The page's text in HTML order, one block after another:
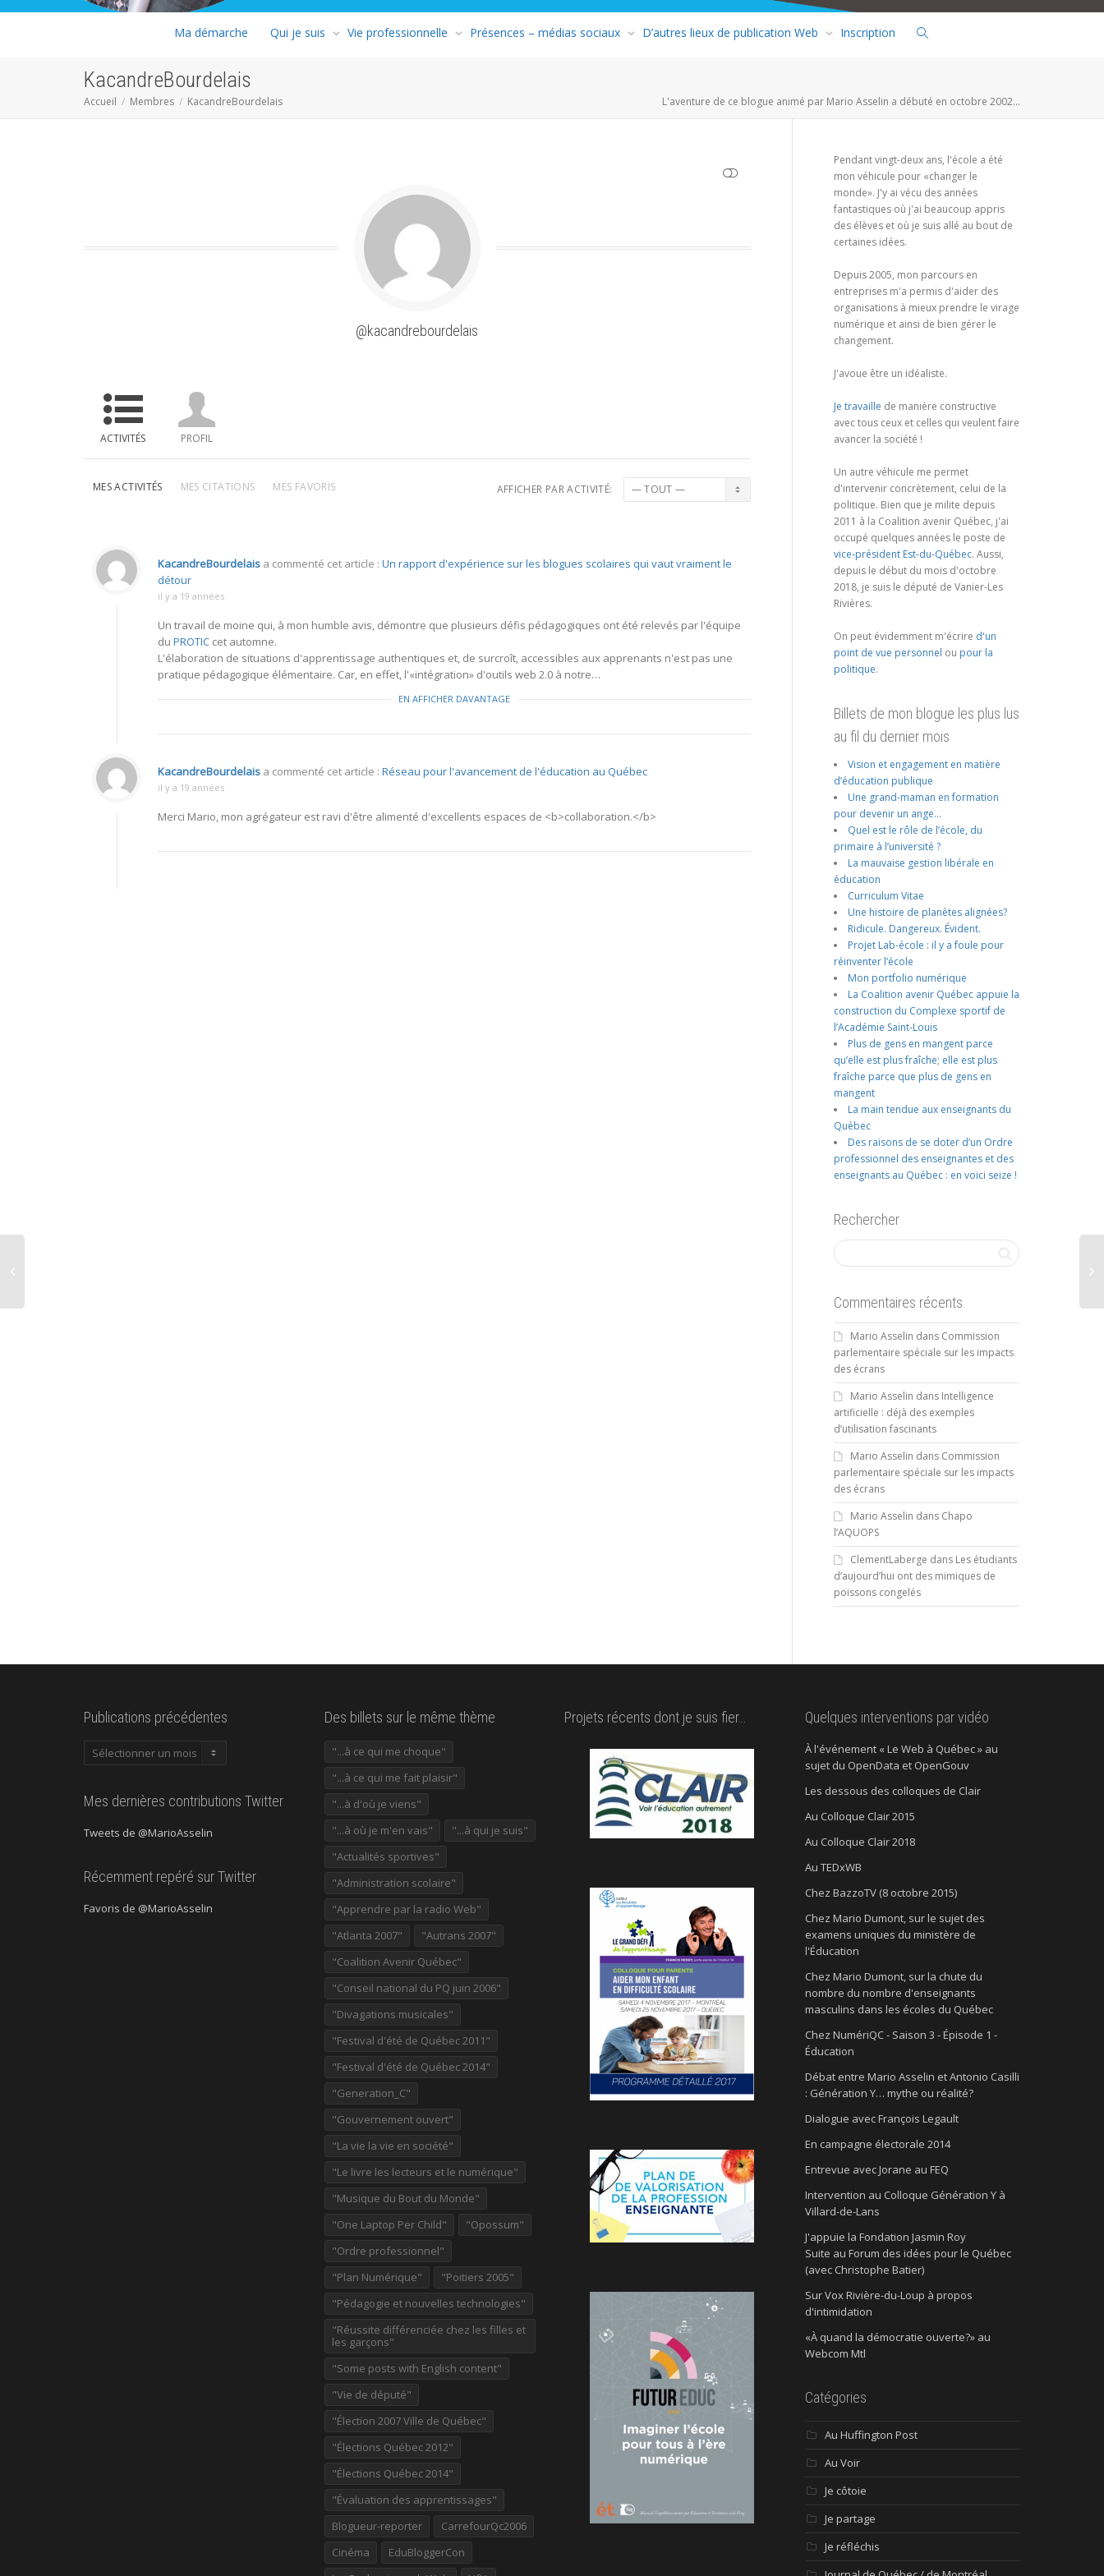
Ma démarche Qui je suis Vie professionnelle Présences – médias sociaux D’autres lieux de publication Web Inscription
KacandreBourdelais
Accueil Membres KacandreBourdelais L'aventure de ce blogue animé par Mario Asselin a débuté en octobre 2002...
@kacandrebourdelais
ACTIVITÉS PROFIL
MES ACTIVITÉS MES CITATIONS MES FAVORIS AFFICHER PAR ACTIVITÉ:
KacandreBourdelais a commenté cet article : Un rapport d'expérience sur les blogues scolaires qui vaut vraiment le
détour
il y a 19 années
Un travail de moine qui, à mon humble avis, démontre que plusieurs défis pédagogiques ont été relevés par l'équipe
du PROTIC cet automne.
L'élaboration de situations d'apprentissage authentiques et, de surcroît, accessibles aux apprenants n'est pas une
pratique pédagogique élémentaire. Car, en effet, l'«intégration» d'outils web 2.0 à notre…
EN AFFICHER DAVANTAGE
KacandreBourdelais a commenté cet article : Réseau pour l'avancement de l'éducation au Québec
il y a 19 années
Merci Mario, mon agrégateur est ravi d'être alimenté d'excellents espaces de <b>collaboration.</b>
Pendant vingt-deux ans, l'école a été
mon véhicule pour «changer le
monde». J'y ai vécu des années
fantastiques où j'ai beaucoup appris
des élèves et où je suis allé au bout de
certaines idées.
Depuis 2005, mon parcours en
entreprises m'a permis d'aider des
organisations à mieux prendre le virage
numérique et ainsi de bien gérer le
changement.
J'avoue être un idéaliste.
Je travaille de manière constructive
avec tous ceux et celles qui veulent faire
avancer la société !
Un autre véhicule me permet
d'intervenir concrètement, celui de la
politique. Bien que je milite depuis
2011 à la Coalition avenir Québec, j'ai
occupé quelques années le poste de
vice-président Est-du-Québec. Aussi,
depuis le début du mois d'octobre
2018, je suis le député de Vanier-Les
Rivières.
On peut évidemment m'écrire d'un
point de vue personnel ou pour la
politique.
Billets de mon blogue les plus lus
au fil du dernier mois
Vision et engagement en matière
d’éducation publique
Une grand-maman en formation
pour devenir un ange…
Quel est le rôle de l’école, du
primaire à l’université ?
La mauvaise gestion libérale en
éducation
Curriculum Vitae
Une histoire de planètes alignées?
Ridicule. Dangereux. Évident.
Projet Lab-école : il y a foule pour
réinventer l’école
Mon portfolio numérique
La Coalition avenir Québec appuie la
construction du Complexe sportif de
l’Académie Saint-Louis
Plus de gens en mangent parce
qu’elle est plus fraîche; elle est plus
fraîche parce que plus de gens en
mangent
La main tendue aux enseignants du
Québec
Des raisons de se doter d’un Ordre
professionnel des enseignantes et des
enseignants au Québec : en voici seize !
Rechercher
Commentaires récents
Mario Asselin dans Commission
parlementaire spéciale sur les impacts
des écrans
Mario Asselin dans Intelligence
artificielle : déjà des exemples
d’utilisation fascinants
Mario Asselin dans Commission
parlementaire spéciale sur les impacts
des écrans
Mario Asselin dans Chapo
l’AQUOPS
ClementLaberge dans Les étudiants
d’aujourd’hui ont des mimiques de
poissons congelés
Publications précédentes
Publications
Mes dernières contributions Twitter
Tweets de @MarioAsselin
Récemment repéré sur Twitter
Favoris de @MarioAsselin
Des billets sur le même thème
"...à ce qui me choque"
"...à ce qui me fait plaisir"
"...à d'où je viens"
"...à où je m'en vais"
"...à qui je suis"
"Actualités sportives"
"Administration scolaire"
"Apprendre par la radio Web"
"Atlanta 2007"
"Autrans 2007"
"Coalition Avenir Québec"
"Conseil national du PQ juin 2006"
"Divagations musicales"
"Festival d'été de Québec 2011"
"Festival d'été de Québec 2014"
"Generation_C"
"Gouvernement ouvert"
"La vie la vie en société"
"Le livre les lecteurs et le numérique"
"Musique du Bout du Monde"
"One Laptop Per Child"
"Opossum"
"Ordre professionnel"
"Plan Numérique"
"Poitiers 2005"
"Pédagogie et nouvelles technologies"
"Réussite différenciée chez les filles et
les garçons"
"Some posts with English content"
"Vie de député"
"Élection 2007 Ville de Québec"
"Élections Québec 2012"
"Élections Québec 2014"
"Évaluation des apprentissages"
Blogueur-reporter
CarrefourQc2006
Cinéma
EduBloggerCon
Projets récents dont je suis fier… Quelques interventions par vidéo
À l'événement « Le Web à Québec » au
sujet du OpenData et OpenGouv
Les dessous des colloques de Clair
Au Colloque Clair 2015
Au Colloque Clair 2018
Au TEDxWB
Chez BazzoTV (8 octobre 2015)
Chez Mario Dumont, sur le sujet des
examens uniques du ministère de
l'Éducation
Chez Mario Dumont, sur la chute du
nombre du nombre d'enseignants
masculins dans les écoles du Québec
Chez NumériQC - Saison 3 - Épisode 1 -
Éducation
Débat entre Mario Asselin et Antonio Casilli
: Génération Y… mythe ou réalité?
Dialogue avec François Legault
En campagne électorale 2014
Entrevue avec Jorane au FEQ
Intervention au Colloque Génération Y à
Villard-de-Lans
J'appuie la Fondation Jasmin Roy
Suite au Forum des idées pour le Québec
(avec Christophe Batier)
Sur Vox Rivière-du-Loup à propos
d'intimidation
«À quand la démocratie ouverte?» au
Webcom Mtl
Catégories
Au Huffington Post
Au Voir
Je côtoie
Je partage
Je réfléchis